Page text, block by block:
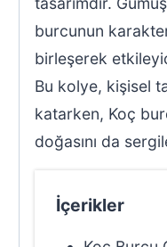
burcunun
birleşerek
Bu kolye, kişisel
katarken, Koç
doğasını da
İçerikler